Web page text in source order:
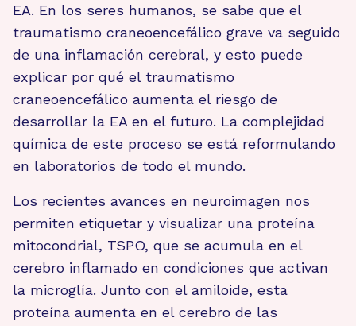
EA. En los seres humanos, se sabe que el
traumatismo craneoencefálico grave va seguido
de una inflamación cerebral, y esto puede
explicar por qué el traumatismo
craneoencefálico aumenta el riesgo de
desarrollar la EA en el futuro. La complejidad
química de este proceso se está reformulando
en laboratorios de todo el mundo.
Los recientes avances en neuroimagen nos
permiten etiquetar y visualizar una proteína
mitocondrial, TSPO, que se acumula en el
cerebro inflamado en condiciones que activan
la microglía. Junto con el amiloide, esta
proteína aumenta en el cerebro de las